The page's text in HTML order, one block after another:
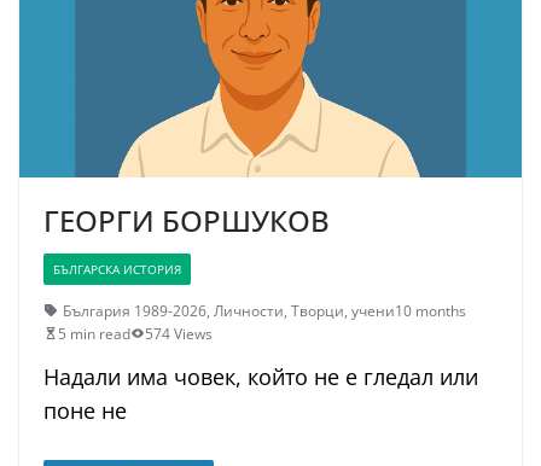
ГЕОРГИ БОРШУКОВ
БЪЛГАРСКА ИСТОРИЯ
България 1989-2026, Личности, Творци, учени10 months
5 min read
574 Views
Надали има човек, който не е гледал или
поне не